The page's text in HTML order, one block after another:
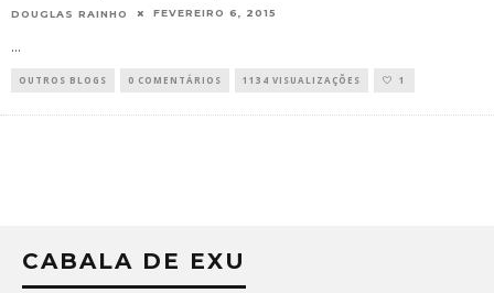
DOUGLAS RAINHO FEVEREIRO 6, 2015
...
OUTROS BLOGS 0 COMENTÁRIOS 1134 VISUALIZAÇÕES 1
CABALA DE EXU